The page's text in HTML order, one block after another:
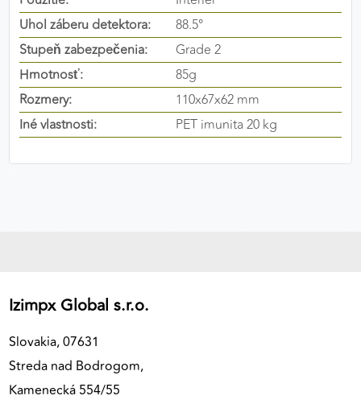
Uhol záberu detektora:
88.5°
Stupeň zabezpečenia:
Grade 2
Hmotnosť:
85g
Rozmery:
110x67x62 mm
Iné vlastnosti:
PET imunita 20 kg
Izimpx Global s.r.o.
Slovakia, 07631
Streda nad Bodrogom,
Kamenecká 554/55
výkon a funkčnosť našich stránok.
Google Analytics
Poskytovateľ: Google